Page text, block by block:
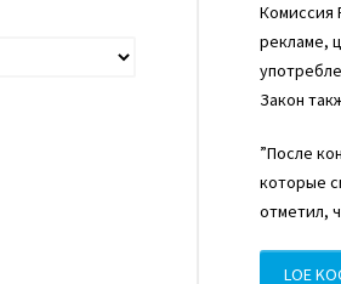
Комиссия
рекламе,
Закон
”После
которые
отметил,
LOE